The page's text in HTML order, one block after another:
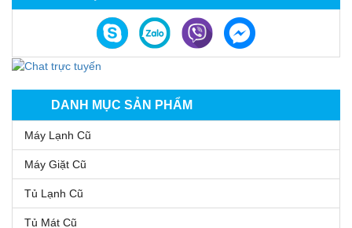
DANH MỤC SẢN PHẨM
Máy Lạnh Cũ
Máy Giặt Cũ
Tủ Lạnh Cũ
Tủ Mát Cũ